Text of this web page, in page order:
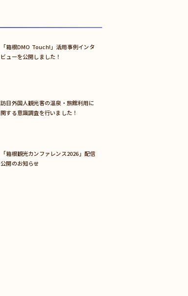
「箱根DMO Touch!」活用事例インタ
ビューを公開しました！
訪日外国人観光客の温泉・旅館利用に
関する意識調査を行いました！
「箱根観光カンファレンス2026」配信
公開のお知らせ